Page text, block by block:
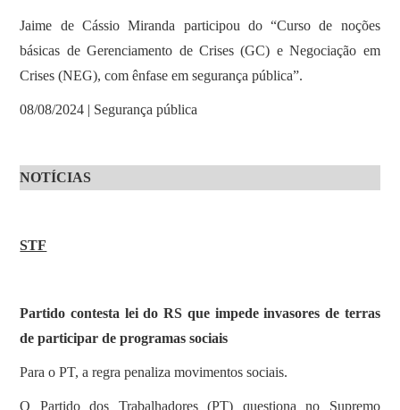
Jaime de Cássio Miranda participou do “Curso de noções
básicas de Gerenciamento de Crises (GC) e Negociação em
Crises (NEG), com ênfase em segurança pública”.
08/08/2024 | Segurança pública
NOTÍCIAS
STF
Partido contesta lei do RS que impede invasores de terras
de participar de programas sociais
Para o PT, a regra penaliza movimentos sociais.
O Partido dos Trabalhadores (PT) questiona no Supremo